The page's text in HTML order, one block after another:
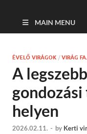
MAIN MENU
ÉVELŐ VIRÁGOK / VIRÁG
A
helyen
2026.02.11. - by Kerti